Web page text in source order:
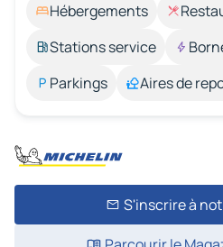
Hébergements
Stations service
Parkings
Aires de
S'inscrire à